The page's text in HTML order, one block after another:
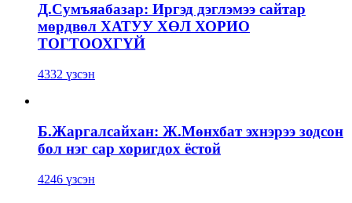
Д.Сумъяабазар: Иргэд дэглэмээ сайтар
мөрдвөл ХАТУУ ХӨЛ ХОРИО
ТОГТООХГҮЙ
4332 үзсэн
Б.Жаргалсайхан: Ж.Мөнхбат эхнэрээ зодсон
бол нэг сар хоригдох ёстой
4246 үзсэн